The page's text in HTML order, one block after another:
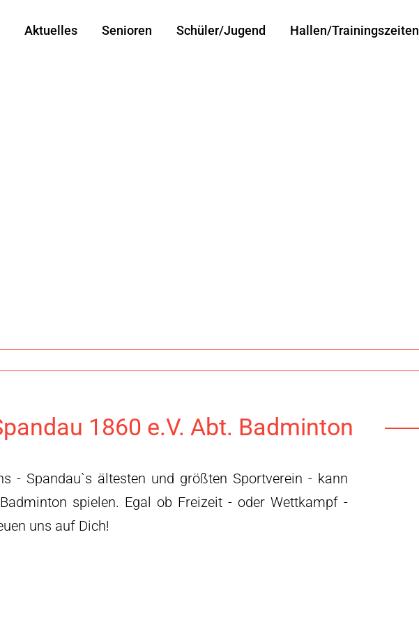
Aktuelles Senioren Schüler/Jugend Hallen/Trainingszeiten
1860 e.V. Abt. Badminton
- Spandau`s ältesten und größten Sportverein - kann
spielen. Egal ob Freizeit - oder Wettkampf -
uns auf Dich!